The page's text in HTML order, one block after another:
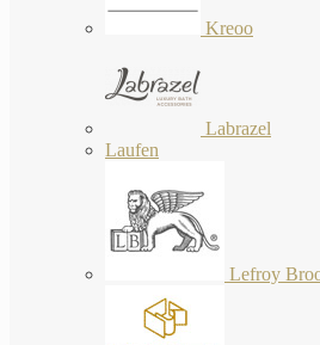
Kreoo
Labrazel
Laufen
Lefroy